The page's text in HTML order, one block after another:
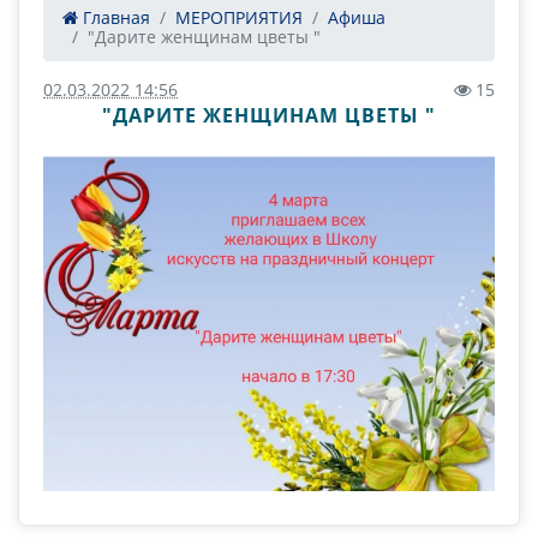
Главная МЕРОПРИЯТИЯ
Афиша
"Дарите женщинам цветы "
02.03.2022 14:56 15
"ДАРИТЕ ЖЕНЩИНАМ ЦВЕТЫ "